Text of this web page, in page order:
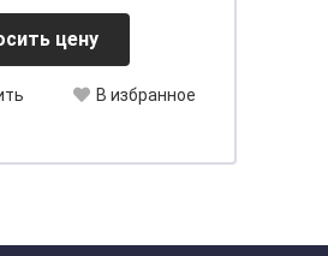
175/320
цену
В избранное